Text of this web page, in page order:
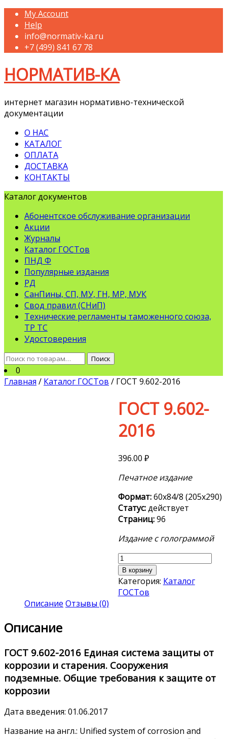
My Account
Help
info@normativ-ka.ru
+7 (499) 841 67 78
НОРМАТИВ-КА
интернет магазин нормативно-технической
документации
О НАС
КАТАЛОГ
ОПЛАТА
ДОСТАВКА
КОНТАКТЫ
Каталог документов
Абонентское обслуживание организации
Акции
Журналы
Каталог ГОСТов
ПНД Ф
Популярные издания
РД
СанПины, СП, МУ, ГН, МР, МУК
Свод правил (СНиП)
Технические регламенты таможенного союза,
ТР ТС
Удостоверения
Искать:
Поиск
0
Главная / Каталог ГОСТов / ГОСТ 9.602-2016
ГОСТ 9.602-
2016
396.00 ₽
Печатное издание
Формат:60х84/8 (205х290)
Статус:действует
Страниц:96
Издание с голограммой
Количество
товара
ГОСТ
9.602-
В корзину
Категория: Каталог
ГОСТов
Описание Отзывы (0)
Описание
ГОСТ 9.602-2016 Единая система защиты от
коррозии и старения. Сооружения
подземные. Общие требования к защите от
коррозии
Дата введения: 01.06.2017
Название на англ.: Unified system of corrosion and